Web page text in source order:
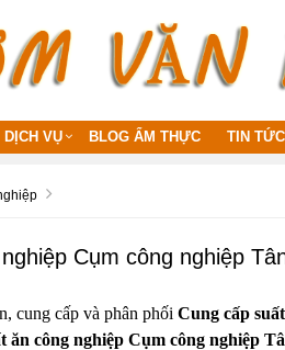
DỊCH VỤ BLOG ẨM THỰC TIN TỨC
Cụm công nghiệp
cung cấp và phân phối Cung cấp
ăn công nghiệp Cụm công nghiệp